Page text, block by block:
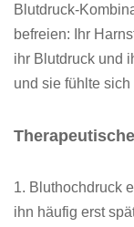
Blutdruck-
befreien: Ihr
ihr Blutdruck und
und sie fühlte
T
1. Bluthochdruck
ihn häufig erst